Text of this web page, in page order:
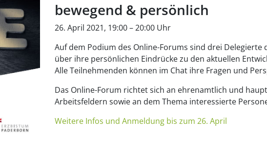
bewegend & persönlich
26. April 2021, 19:00 – 20:00 Uhr
Auf dem Podium des Online-Forums sind drei Delegierte
über ihre persönlichen Eindrücke zu den aktuellen
Alle Teilnehmenden können im Chat ihre Fragen und
Das Online-Forum richtet sich an ehrenamtlich und
Arbeitsfeldern sowie an dem Thema interessierte
Weitere Infos und Anmeldung bis zum 26. April